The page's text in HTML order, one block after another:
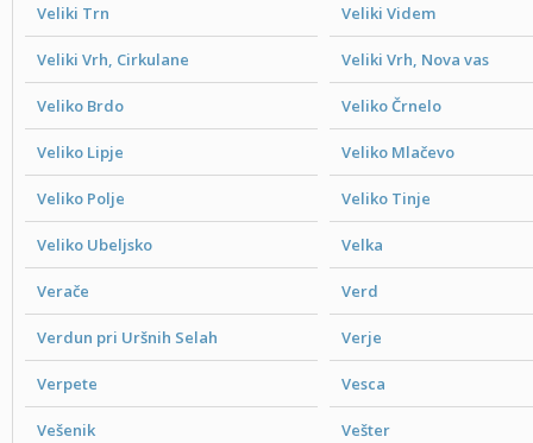
Veliki Trn Veliki Videm
Veliki Vrh, Cirkulane Veliki Vrh, Nova vas
Veliko Brdo Veliko Črnelo
Veliko Lipje Veliko Mlačevo
Veliko Polje Veliko Tinje
Veliko Ubeljsko Velka
Verače Verd
Verdun pri Uršnih Selah Verje
Verpete Vesca
Vešenik Vešter